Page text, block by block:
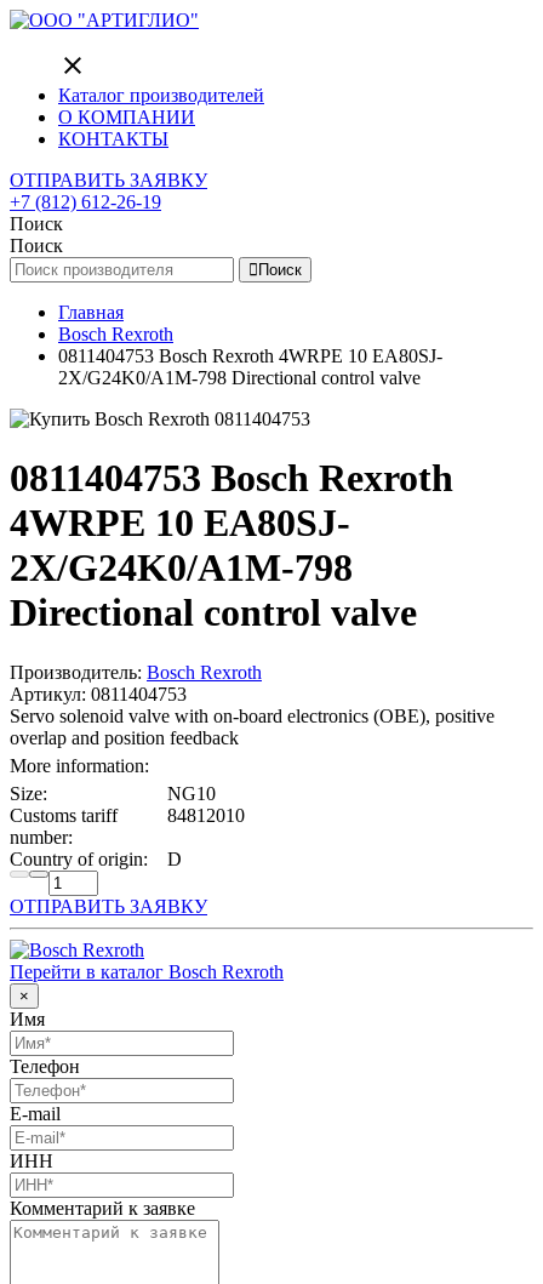
close
Каталог производителей
О КОМПАНИИ
КОНТАКТЫ
ОТПРАВИТЬ ЗАЯВКУ
+7 (812) 612-26-19
Поиск
Поиск
Поиск
Главная
Bosch Rexroth
0811404753 Bosch Rexroth 4WRPE 10 EA80SJ-
2X/G24K0/A1M-798 Directional control valve
0811404753 Bosch Rexroth
4WRPE 10 EA80SJ-
2X/G24K0/A1M-798
Directional control valve
Производитель: Bosch Rexroth
Артикул: 0811404753
Servo solenoid valve with on-board electronics (OBE), positive
overlap and position feedback
More information:
Size:
NG10
Customs tariff
number:
84812010
Country of origin: D
ОТПРАВИТЬ ЗАЯВКУ
Перейти в каталог Bosch Rexroth
×
Имя
Телефон
E-mail
ИНН
Комментарий к заявке